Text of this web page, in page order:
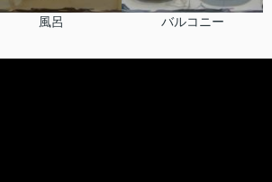
風呂 バルコニー